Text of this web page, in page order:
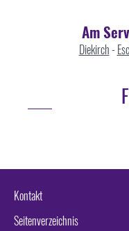
Am
Diekirch-
Kontakt
Seitenverzeichnis